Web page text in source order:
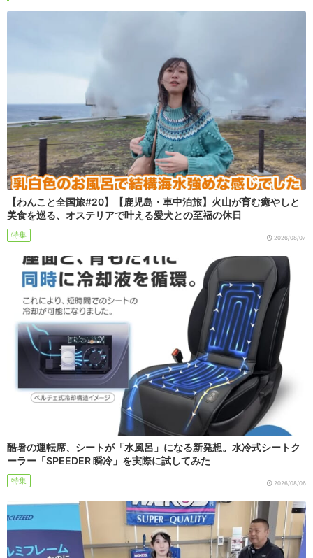
【わんこと全国旅#20】【鹿児島・車中泊旅】火山が育む癒やしと
美食を巡る、オステリアで叶える愛犬との至福の休日
特集 2026/08/07
酷暑の運転席、シートが「水風呂」になる新発想。水冷式シートク
ーラー「SPEEDER 瞬冷」を実際に試してみた
特集 2026/08/06